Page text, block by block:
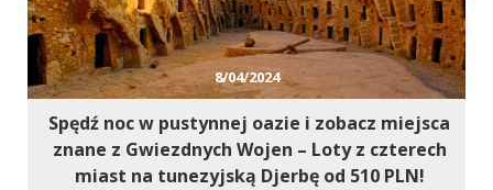
8/04/2024
Spędź noc w pustynnej oazie i zobacz miejsca
znane z Gwiezdnych Wojen – Loty z czterech
miast na tunezyjską Djerbę od 510 PLN!